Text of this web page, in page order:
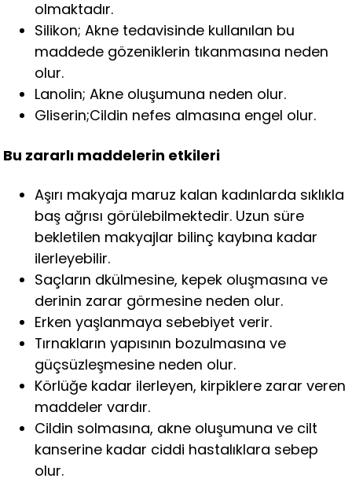
olmaktadır.
Silikon; Akne tedavisinde kullanılan bu
maddede gözeniklerin tıkanmasına neden
olur.
Lanolin; Akne oluşumuna neden olur.
Gliserin;Cildin nefes almasına engel olur.
Bu zararlı maddelerin etkileri
Aşırı makyaja maruz kalan kadınlarda sıklıkla
baş ağrısı görülebilmektedir. Uzun süre
bekletilen makyajlar bilinç kaybına kadar
ilerleyebilir.
Saçların dkülmesine, kepek oluşmasına ve
derinin zarar görmesine neden olur.
Erken yaşlanmaya sebebiyet verir.
Tırnakların yapısının bozulmasına ve
güçsüzleşmesine neden olur.
Körlüğe kadar ilerleyen, kirpiklere zarar veren
maddeler vardır.
Cildin solmasına, akne oluşumuna ve cilt
kanserine kadar ciddi hastalıklara sebep
olur.